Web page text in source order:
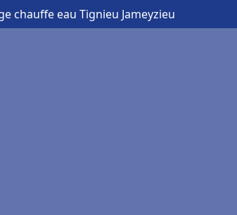
chauffe eau Tignieu Jameyzieu